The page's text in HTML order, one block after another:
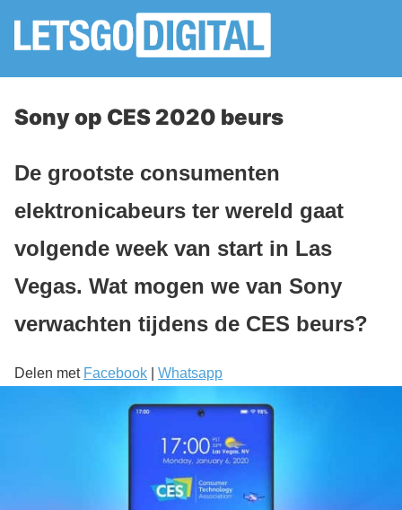
Sony op CES 2020 beurs
De grootste consumenten
elektronicabeurs ter wereld gaat
volgende week van start in Las
Vegas. Wat mogen we van Sony
verwachten tijdens de CES beurs?
Delen met Facebook Whatsapp